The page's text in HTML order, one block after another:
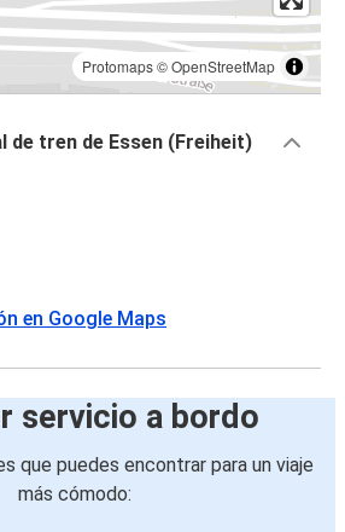
Protomaps©OpenStreetMap
de tren de Essen (Freiheit)
en Google Maps
servicio a bordo
que puedes encontrar para un viaje
más cómodo: